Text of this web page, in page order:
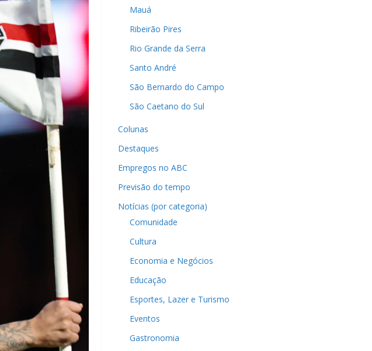
Mauá
Ribeirão Pires
Rio Grande da Serra
Santo André
São Bernardo do Campo
São Caetano do Sul
Colunas
Destaques
Empregos no ABC
Previsão do tempo
Notícias (por categoria)
Comunidade
Cultura
Economia e Negócios
Educação
Esportes, Lazer e Turismo
Eventos
Gastronomia